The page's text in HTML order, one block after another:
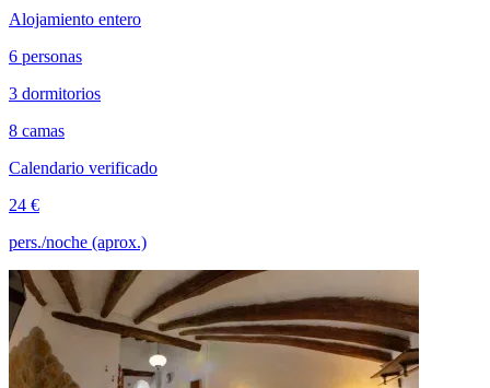
Alojamiento entero
6 personas
3 dormitorios
8 camas
Calendario verificado
24 €
pers./noche (aprox.)